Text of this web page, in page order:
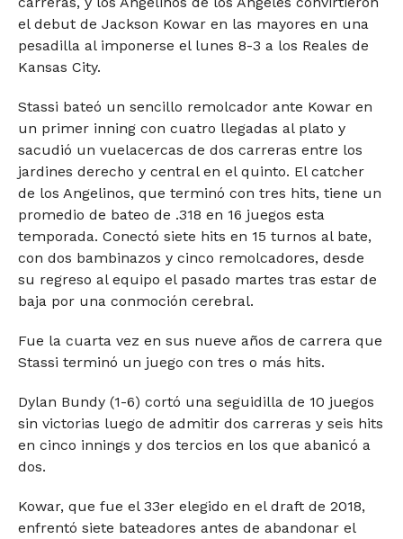
el debut de Jackson Kowar en las mayores en una
pesadilla al imponerse el lunes 8-3 a los Reales de
Kansas City.
Stassi bateó un sencillo remolcador ante Kowar en
un primer inning con cuatro llegadas al plato y
sacudió un vuelacercas de dos carreras entre los
jardines derecho y central en el quinto. El catcher
de los Angelinos, que terminó con tres hits, tiene un
promedio de bateo de .318 en 16 juegos esta
temporada. Conectó siete hits en 15 turnos al bate,
con dos bambinazos y cinco remolcadores, desde
su regreso al equipo el pasado martes tras estar de
baja por una conmoción cerebral.
Fue la cuarta vez en sus nueve años de carrera que
Stassi terminó un juego con tres o más hits.
Dylan Bundy (1-6) cortó una seguidilla de 10 juegos
sin victorias luego de admitir dos carreras y seis hits
en cinco innings y dos tercios en los que abanicó a
dos.
Kowar, que fue el 33er elegido en el draft de 2018,
enfrentó siete bateadores antes de abandonar el